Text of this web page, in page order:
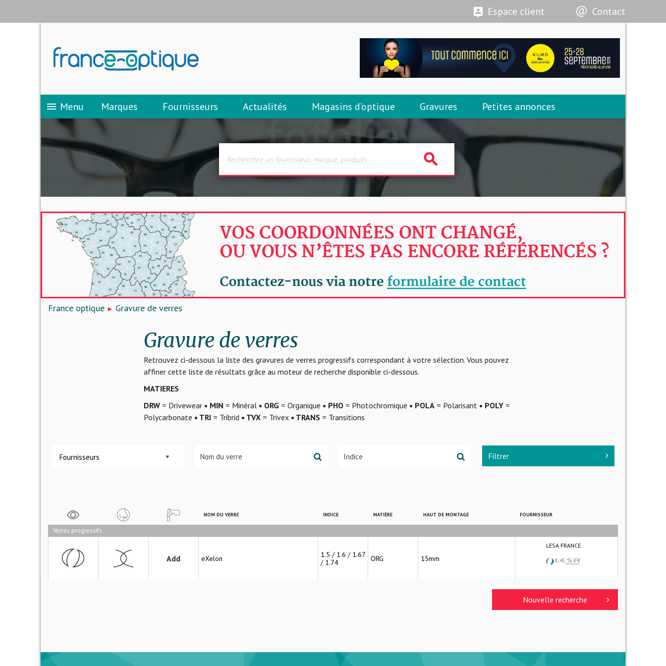
Espace client Contact
menu Menu Marques Fournisseurs Actualités Magasins d’optique Gravures Petites annonces
search
France optique Gravure de verres
Gravure de verres
Retrouvez ci-dessous la liste des gravures de verres progressifs correspondant à votre sélection. Vous pouvez
affiner cette liste de résultats grâce au moteur de recherche disponible ci-dessous.
MATIERES
DRW= Drivewear • MIN = Minéral • ORG= Organique • PHO= Photochromique • POLA= Polarisant • POLY=
Polycarbonate • TRI= Tribrid • TVX= Trivex • TRANS= Transitions
Fournisseurs Filtrer
NOM DU VERRE INDICE MATIÈRE HAUT DE MONTAGE FOURNISSEUR
Verres progressifs
Add eXelon
1.5 / 1.6 / 1.67
/ 1.74
ORG 15mm
LESA FRANCE
Nouvelle recherche